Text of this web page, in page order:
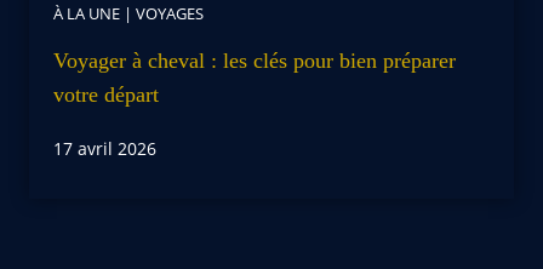
À LA UNE | VOYAGES
Voyager à cheval : les clés pour bien préparer
votre départ
17 avril 2026